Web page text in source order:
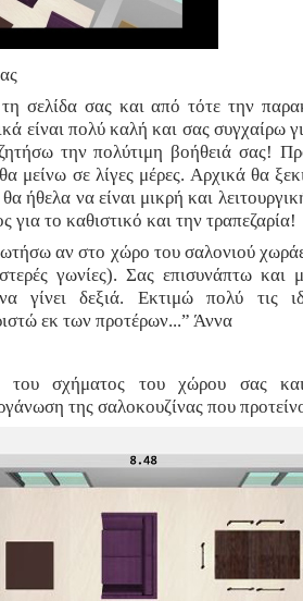
σελίδα σας και από τότε την
είναι πολύ καλή και σας συγχαίρω
την πολύτιμη βοήθειά σας!
μείνω σε λίγες μέρες. Αρχικά θα
ήθελα να είναι μικρή και
για το καθιστικό και την τραπεζαρία!
αν στο χώρο του σαλονιού
γωνίες). Σας επισυνάπτω
γίνει δεξιά. Εκτιμώ πολύ τις
εκ των προτέρων...” Άννα
του σχήματος του χώρου σας
της σαλοκουζίνας που